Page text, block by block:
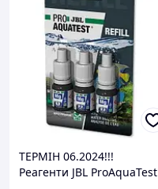
ТЕРМІН 06.2024!!!
Реагенти JBL ProAquaTest